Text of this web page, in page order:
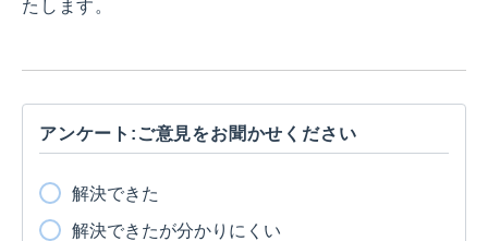
たします。
アンケート:ご意見をお聞かせください
解決できた
解決できたが分かりにくい